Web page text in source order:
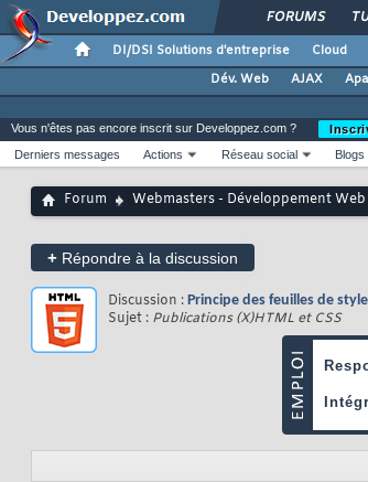
FORUMS
DI/DSI Solutions d'entreprise Cloud
Dév. Web
AJAX
Vous n'êtes pas encore inscrit sur Developpez.com ?
Derniers messages
Actions Réseau social Blogs
Forum Webmasters - Développement Web
+ Répondre à la discussion
Discussion : Principe des feuilles de style
Sujet : Publications (X)HTML et CSS